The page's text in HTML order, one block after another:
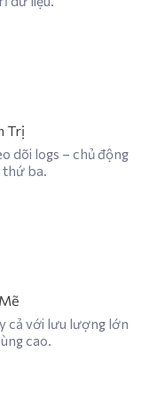
Trị
dõi logs – chủ động
ba.
cả với lưu lượng lớn
cao.